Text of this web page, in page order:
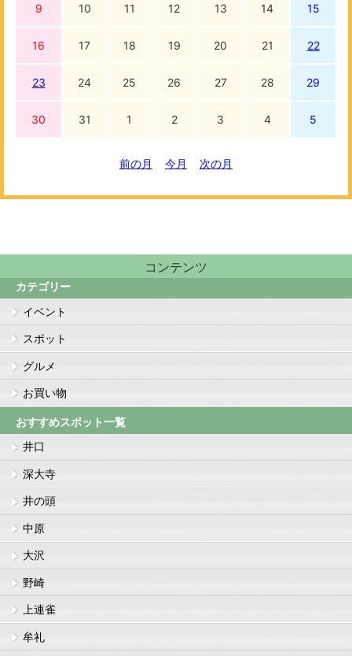
9 10 11 12 13 14 15
16 17 18 19 20 21 22
23 24 25 26 27 28 29
30 31 1 2 3 4 5
前の月 今月 次の月
コンテンツ
カテゴリー
イベント
スポット
グルメ
お買い物
おすすめスポット一覧
井口
深大寺
井の頭
中原
大沢
野崎
上連雀
牟礼